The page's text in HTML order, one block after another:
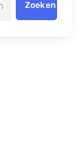
Zoeken